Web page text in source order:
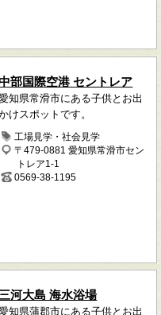
部国際空港 セントレア
知県常滑市にある子供とお出
けスポットです。
工場見学・社会見学
〒479-0881 愛知県常滑市セン
トレア1-1
0569-38-1195
三河大島 海水浴場
知県蒲郡市にある子供とお出